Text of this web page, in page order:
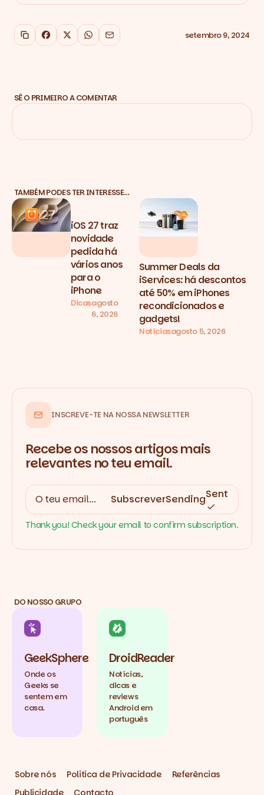
Copiar link
Facebook
X WhatsApp
Email setembro 9, 2024
SÊ O PRIMEIRO A COMENTAR
TAMBÉM PODES TER INTERESSE…
iOS 27 traz
novidade
pedida há
vários anos
para o
iPhone
Dicasagosto
6, 2026
Summer Deals da
iServices: há descontos
até 50% em iPhones
recondicionados e
gadgets!
Notíciasagosto 5, 2026
INSCREVE-TE NA NOSSA NEWSLETTER
Recebe os nossos artigos mais
relevantes no teu email.
SubscreverSendingSent
Thank you! Check your email to confirm subscription.
DO NOSSO GRUPO
GeekSphere
Onde os
Geeks se
sentem em
casa.
DroidReader
Notícias,
dicas e
reviews
Android em
português
Sobre nós Politica de Privacidade
Referências